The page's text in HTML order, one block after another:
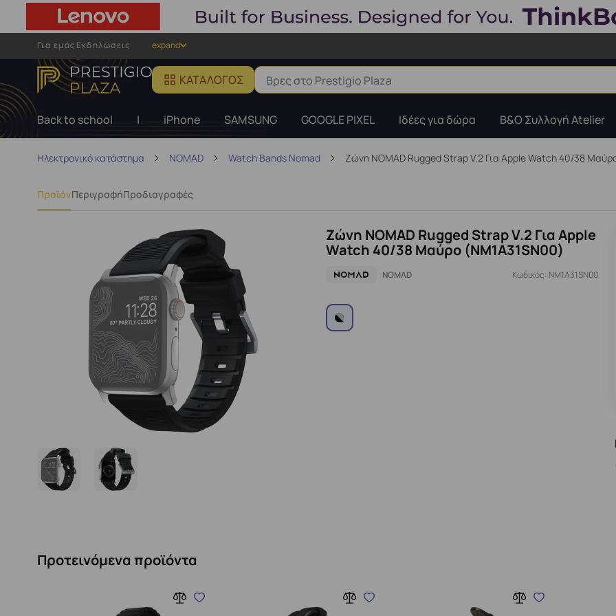
Για εμάς Εκδηλώσεις expand
ΚΑΤΆΛΟΓΟΣ
Back to school | iPhone SAMSUNG GOOGLE PIXEL Ιδέες για δώρα B&O Συλλογή Atelier
Ηλεκτρονικό κατάστημα NOMAD Watch Bands Nomad Ζώνη NOMAD Rugged Strap V.2 Για Apple Watch 40/38
ΠροϊόνΠεριγραφήΠροδιαγραφές
Ζώνη NOMAD Rugged Strap V.2 Για Apple
Watch 40/38 Μαύρο (NM1A31SN00)
NOMAD Κωδικός: NM1A31SN00
Προτεινόμενα προϊόντα